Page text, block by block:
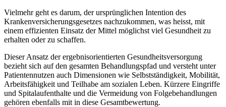
Vielmehr geht es darum, der ursprünglichen Intention des
Krankenversicherungsgesetzes nachzukommen, was heisst, mit
einem effizienten Einsatz der Mittel möglichst viel Gesundheit zu
erhalten oder zu schaffen.
Dieser Ansatz der ergebnisorientierten Gesundheitsversorgung
bezieht sich auf den gesamten Behandlungspfad und versteht unter
Patientennutzen auch Dimensionen wie Selbstständigkeit, Mobilität,
Arbeitsfähigkeit und Teilhabe am sozialen Leben. Kürzere Eingriffe
und Spitalaufenthalte und die Vermeidung von Folgebehandlungen
gehören ebenfalls mit in diese Gesamtbewertung.